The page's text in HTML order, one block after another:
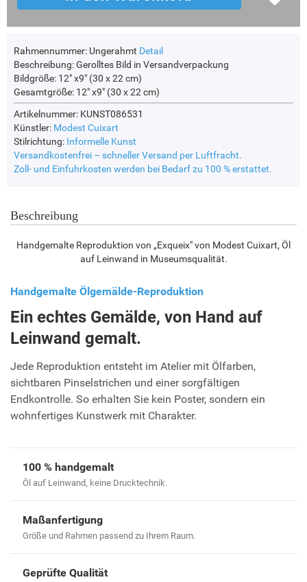
Rahmennummer: Ungerahmt Detail
Beschreibung:Gerolltes Bild in Versandverpackung
Bildgröße: 12" x9" (30 x 22 cm)
Gesamtgröße: 12" x9" (30 x 22 cm)
Artikelnummer: KUNST086531
Künstler: Modest Cuixart
Stilrichtung: Informelle Kunst
Versandkostenfrei – schneller Versand per Luftfracht.
Zoll- und Einfuhrkosten werden bei Bedarf zu 100 % erstattet.
Beschreibung
Handgemalte Reproduktion von „Exqueix" von Modest Cuixart, Öl
auf Leinwand in Museumsqualität.
Handgemalte Ölgemälde-Reproduktion
Ein echtes Gemälde, von Hand auf
Leinwand gemalt.
Jede Reproduktion entsteht im Atelier mit Ölfarben,
sichtbaren Pinselstrichen und einer sorgfältigen
Endkontrolle. So erhalten Sie kein Poster, sondern ein
wohnfertiges Kunstwerk mit Charakter.
100 % handgemalt
Öl auf Leinwand, keine Drucktechnik.
Maßanfertigung
Größe und Rahmen passend zu Ihrem Raum.
Geprüfte Qualität